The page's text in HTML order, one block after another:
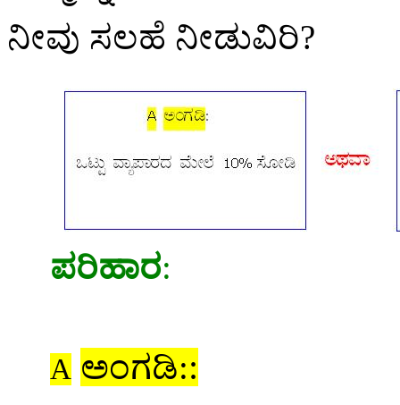
ನೀವು ಸಲಹೆ ನೀಡುವಿರಿ?
ಪರಿಹಾರ:
A ಅಂಗಡಿ::